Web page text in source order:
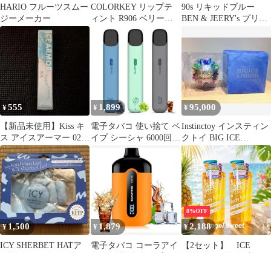
HARIO フルーツスムー
ジーメーカー
COLORKEY リップテ
ィント R906 ベリーア
イス
90s リキッドブルー
BEN & JEERY's プリン
¥555
【新品未使用】Kiss キ
ス アイスアーマー 02
めろんハワイ
¥ 1,899
電子タバコ 使い捨て ベ
イプ シーシャ 6000回吸
引 任意3風味 13種フレ
ーバー VAPE 大容量 爆
煙 禁煙パイポ 水蒸気タ
バコ ニコチンなし ター
ルなし KIRI ZEROシリ
ーズ
¥95,000
Instinctoy インスティン
クトイ BIG ICE
LIQUID
¥1,500
ICY SHERBET HATア
¥ 1,879
電子タバコ コーラアイ
8%OFF
¥2,188
【2セット】 ICE